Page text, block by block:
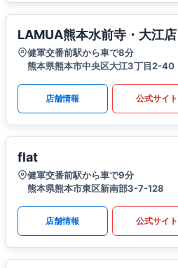
LAMUA熊本水前寺・大江店
健軍交番前駅から車で8分
熊本県熊本市中央区大江3丁目2-40
店舗情報 公式サイト
flat
健軍交番前駅から車で9分
熊本県熊本市東区新南部3-7-128
店舗情報 公式サイト